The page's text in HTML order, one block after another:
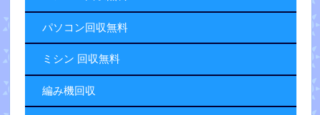
パソコン回収無料
ミシン 回収無料
編み機回収